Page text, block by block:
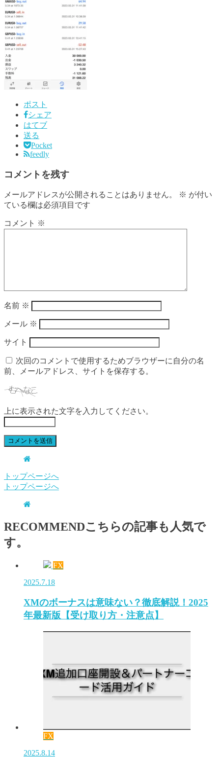
ポスト
シェア
はてブ
送る
Pocket
feedly
コメントを残す
メールアドレスが公開されることはありません。 ※ が付い
ている欄は必須項目です
コメント ※
名前 ※
メール ※
サイト
次回のコメントで使用するためブラウザーに自分の名
前、メールアドレス、サイトを保存する。
上に表示された文字を入力してください。
トップページへ
トップページへ
RECOMMENDこちらの記事も人気で
す。
FX
2025.7.18
XMのボーナスは意味ない？徹底解説！2025
年最新版【受け取り方・注意点】
FX
2025.8.14